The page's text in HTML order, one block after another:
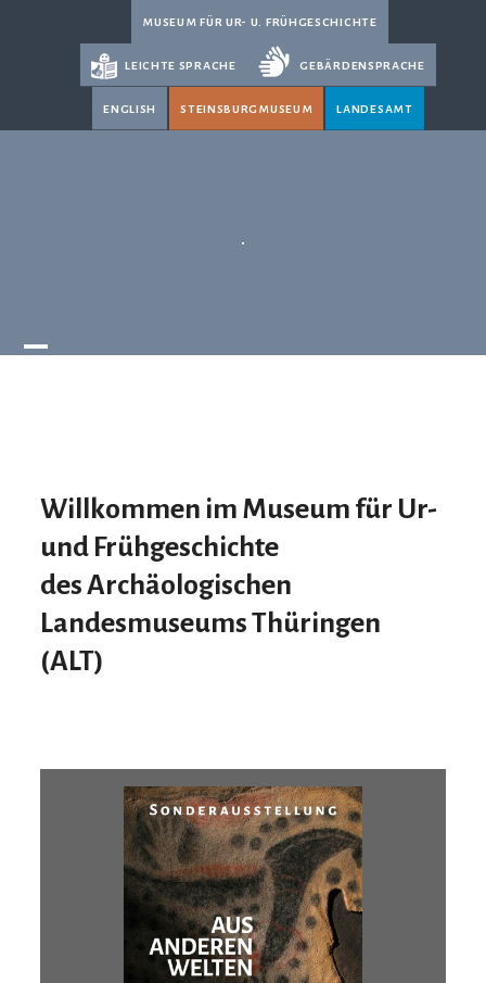
museum für ur- u. frühgeschichte
leichte sprache gebärdensprache
english steinsburgmuseum landesamt
Willkommen im Museum für Ur-
und Frühgeschichte
desArchäologischen
LandesmuseumsThüringen
(ALT)